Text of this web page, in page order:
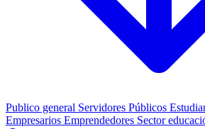
Publico general Servidores Públicos
Empresarios Emprendedores Sector